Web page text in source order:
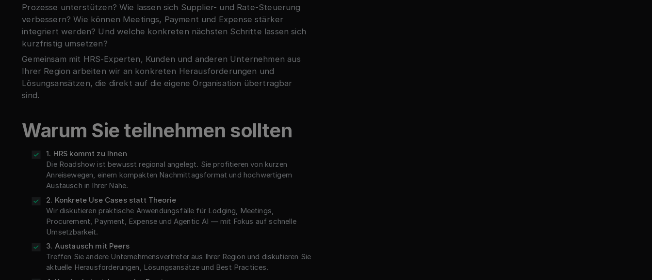
Prozesse unterstützen? Wie lassen sich Supplier- und Rate-Steuerung
verbessern? Wie können Meetings, Payment und Expense stärker
integriert werden? Und welche konkreten nächsten Schritte lassen sich
kurzfristig umsetzen?
Gemeinsam mit HRS-Experten, Kunden und anderen Unternehmen aus
Ihrer Region arbeiten wir an konkreten Herausforderungen und
Lösungsansätzen, die direkt auf die eigene Organisation übertragbar
sind.
Warum Sie teilnehmen sollten
1. HRS kommt zu Ihnen
Die Roadshow ist bewusst regional angelegt. Sie profitieren von kurzen
Anreisewegen, einem kompakten Nachmittagsformat und hochwertigem
Austausch in Ihrer Nähe.
2. Konkrete Use Cases statt Theorie
Wir diskutieren praktische Anwendungsfälle für Lodging, Meetings,
Procurement, Payment, Expense und Agentic AI — mit Fokus auf schnelle
Umsetzbarkeit.
3. Austausch mit Peers
Treffen Sie andere Unternehmensvertreter aus Ihrer Region und diskutieren Sie
aktuelle Herausforderungen, Lösungsansätze und Best Practices.